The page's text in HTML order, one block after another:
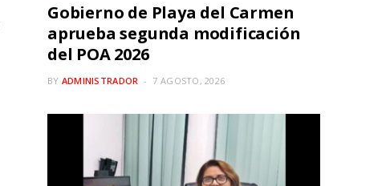
Gobierno de Playa del Carmen
aprueba segunda modificación
del POA 2026
BY ADMINISTRADOR 7 AGOSTO, 2026